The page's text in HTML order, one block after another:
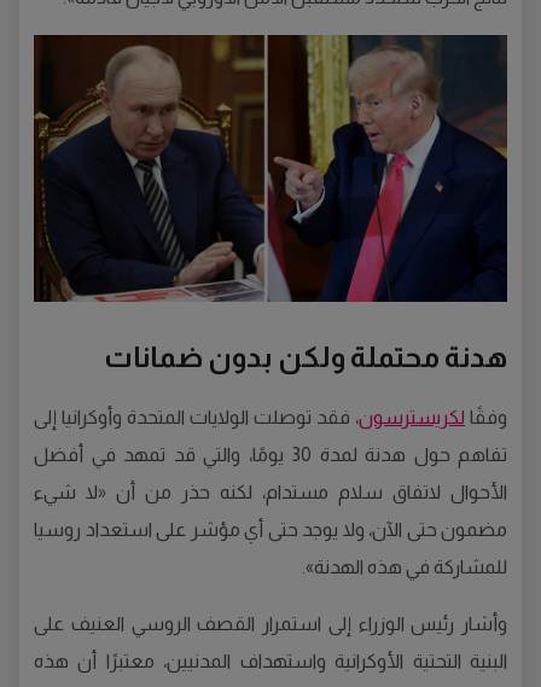
هدنة محتملة ولكن بدون ضمانات
وفقًا لكريسترسون، فقد توصلت الولايات المتحدة وأوكرانيا إلى
تفاهم حول هدنة لمدة 30 يومًا، والتي قد تمهد في أفضل
الأحوال لاتفاق سلام مستدام، لكنه حذر من أن «لا شيء
مضمون حتى الآن، ولا يوجد حتى أي مؤشر على استعداد روسيا
للمشاركة في هذه الهدنة».
وأشار رئيس الوزراء إلى استمرار القصف الروسي العنيف على
البنية التحتية الأوكرانية واستهداف المدنيين، معتبرًا أن هذه